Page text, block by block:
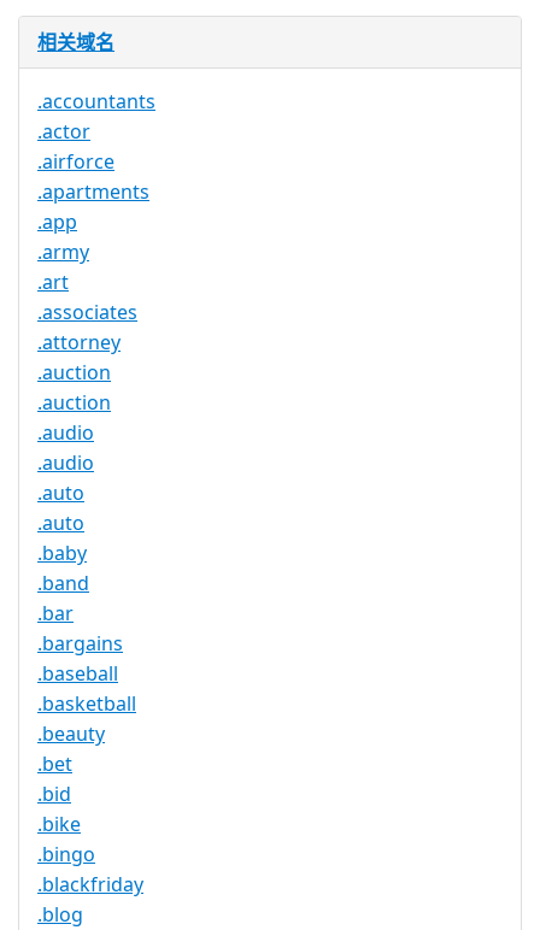
相关域名
.accountants
.actor
.airforce
.apartments
.app
.army
.art
.associates
.attorney
.auction
.auction
.audio
.audio
.auto
.auto
.baby
.band
.bar
.bargains
.baseball
.basketball
.beauty
.bet
.bid
.bike
.bingo
.blackfriday
.blog